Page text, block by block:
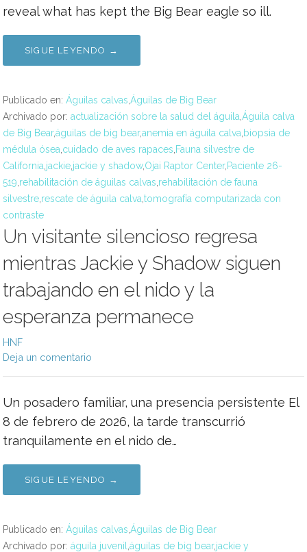
reveal what has kept the Big Bear eagle so ill.
SIGUE LEYENDO →
Publicado en: Águilas calvas Águilas de Big Bear
Archivado por: actualización sobre la salud del águila Águila calva
de Big Bear,águilas de big bear,anemia en águila calva biopsia de
médula ósea cuidado de aves rapaces Fauna silvestre de
California jackie jackie y shadow,Ojai Raptor Center, Paciente 26-
519 rehabilitación de águilas calvas rehabilitación de fauna
silvestre rescate de águila calva tomografía computarizada con
contraste
Un visitante silencioso regresa
mientras Jackie y Shadow siguen
trabajando en el nido y la
esperanza permanece
HNF
Deja un comentario
Un posadero familiar, una presencia persistente El
8 de febrero de 2026, la tarde transcurrió
tranquilamente en el nido de…
SIGUE LEYENDO →
Publicado en: Águilas calvas Águilas de Big Bear
Archivado por: águila juvenil águilas de big bear,jackie y